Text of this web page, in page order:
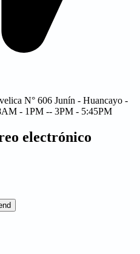
N° 606 Junín - Huancayo -
- 1PM -- 3PM - 5:45PM
electrónico